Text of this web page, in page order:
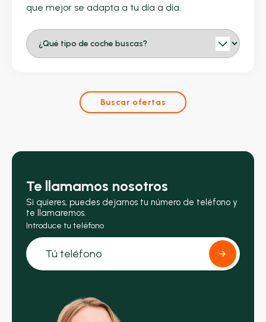
que mejor se adapta a tu día a día.
Buscar ofertas
Te llamamos nosotros
Si quieres, puedes dejarnos tu número de teléfono y
te llamaremos.
Introduce tu teléfono